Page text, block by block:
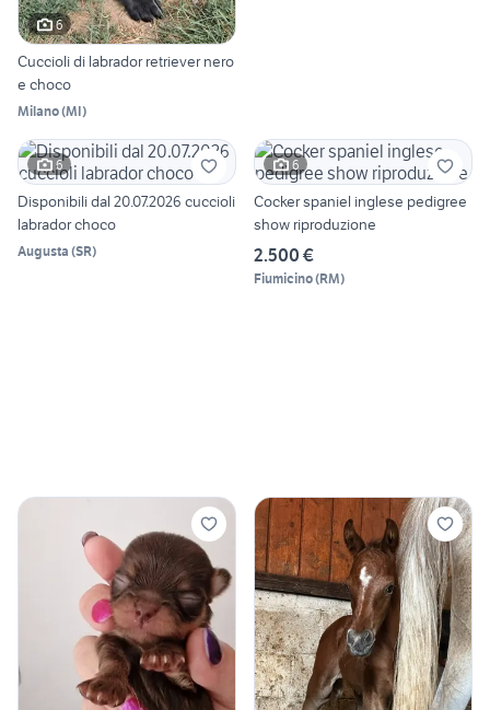
6
Cuccioli di labrador retriever nero
e choco
Milano(MI)
6
Disponibili dal 20.07.2026 cuccioli
labrador choco
Augusta (SR)
6
Cocker spaniel inglese pedigree
show riproduzione
2.500 €
Fiumicino(RM)